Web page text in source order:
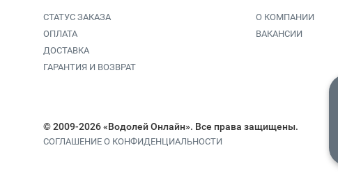
СТАТУС ЗАКАЗА
ОПЛАТА
ДОСТАВКА
ГАРАНТИЯ И ВОЗВРАТ
О КОМПАНИИ
ВАКАНСИИ
© 2009-2026 «Водолей Онлайн». Все права защищены.
СОГЛАШЕНИЕ О КОНФИДЕНЦИАЛЬНОСТИ